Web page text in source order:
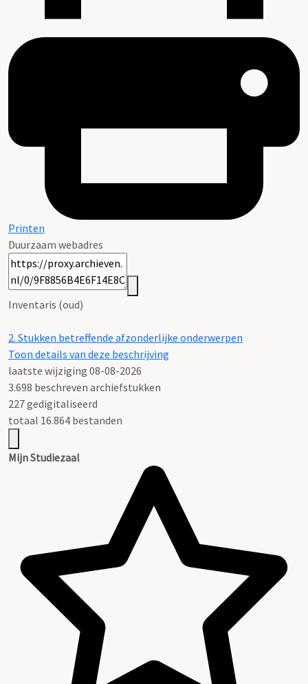
Printen
Duurzaam webadres
Inventaris (oud)
2. Stukken betreffende afzonderlijke onderwerpen
Toon details van deze beschrijving
laatste wijziging 08-08-2026
3.698 beschreven archiefstukken
227 gedigitaliseerd
totaal 16.864 bestanden
Mijn Studiezaal